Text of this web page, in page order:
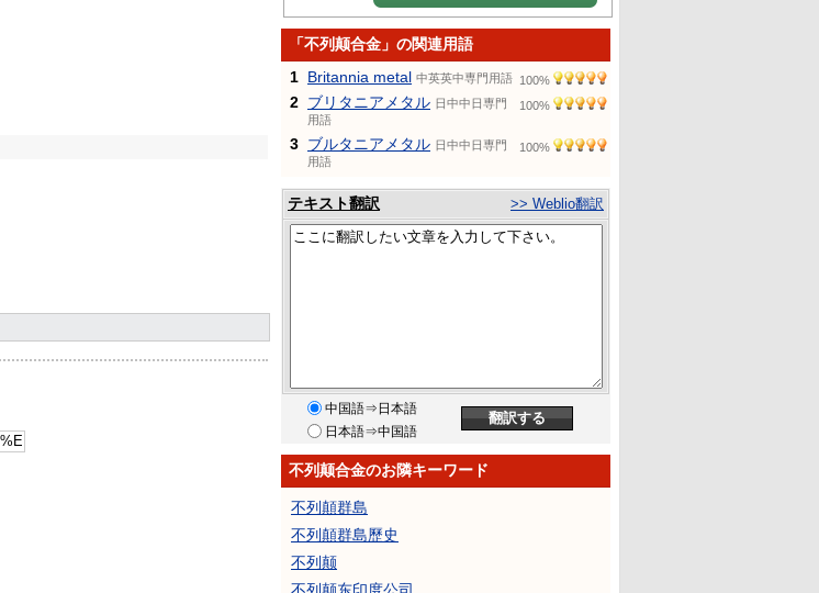
「不列颠合金」の関連用語
1 Britannia metal 中英英中専門用語 100%
2 ブリタニアメタル 日中中日専門
用語
100%
3 ブルタニアメタル 日中中日専門
用語
100%
テキスト翻訳 >> Weblio翻訳
中国語⇒日本語
日本語⇒中国語
不列颠合金のお隣キーワード
不列顛群島
不列顛群島歷史
不列颠